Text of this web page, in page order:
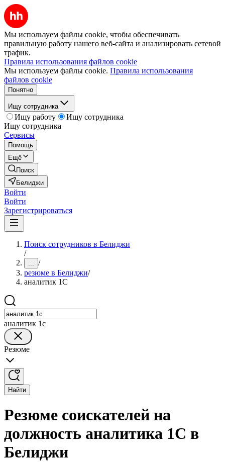
Мы используем файлы cookie, чтобы обеспечивать
правильную работу нашего веб-сайта и анализировать сетевой
трафик.
Правила использования файлов cookie
Мы используем файлы cookie. Правила использования
файлов cookie
Понятно
Ищу сотрудника
Ищу работу
Ищу сотрудника
Ищу сотрудника
Сервисы
Помощь
Ещё
Поиск
Белиджи
Войти
Войти
Зарегистрироваться
Поиск сотрудников в Белиджи
/
... /
резюме в Белиджи/
аналитик 1C
аналитик 1c
Резюме
Найти
Резюме соискателей на
должность аналитика 1C в
Белиджи